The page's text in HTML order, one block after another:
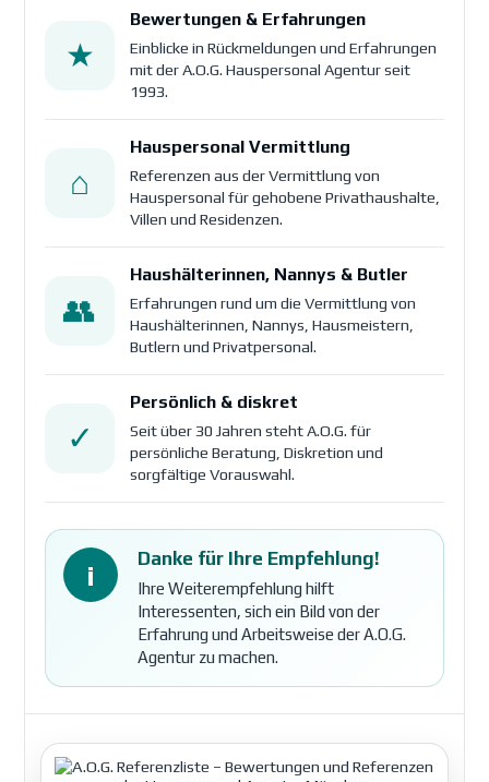
★
Bewertungen & Erfahrungen
Einblicke in Rückmeldungen und Erfahrungen
mit der A.O.G. Hauspersonal Agentur seit
1993.
⌂
Hauspersonal Vermittlung
Referenzen aus der Vermittlung von
Hauspersonal für gehobene Privathaushalte,
Villen und Residenzen.
👥
Haushälterinnen, Nannys & Butler
Erfahrungen rund um die Vermittlung von
Haushälterinnen, Nannys, Hausmeistern,
Butlern und Privatpersonal.
✓
Persönlich & diskret
Seit über 30 Jahren steht A.O.G. für
persönliche Beratung, Diskretion und
sorgfältige Vorauswahl.
i Danke für Ihre Empfehlung!
Ihre Weiterempfehlung hilft
Interessenten, sich ein Bild von der
Erfahrung und Arbeitsweise der A.O.G.
Agentur zu machen.